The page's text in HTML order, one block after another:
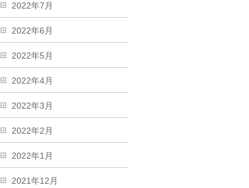
2022年7月
2022年6月
2022年5月
2022年4月
2022年3月
2022年2月
2022年1月
2021年12月